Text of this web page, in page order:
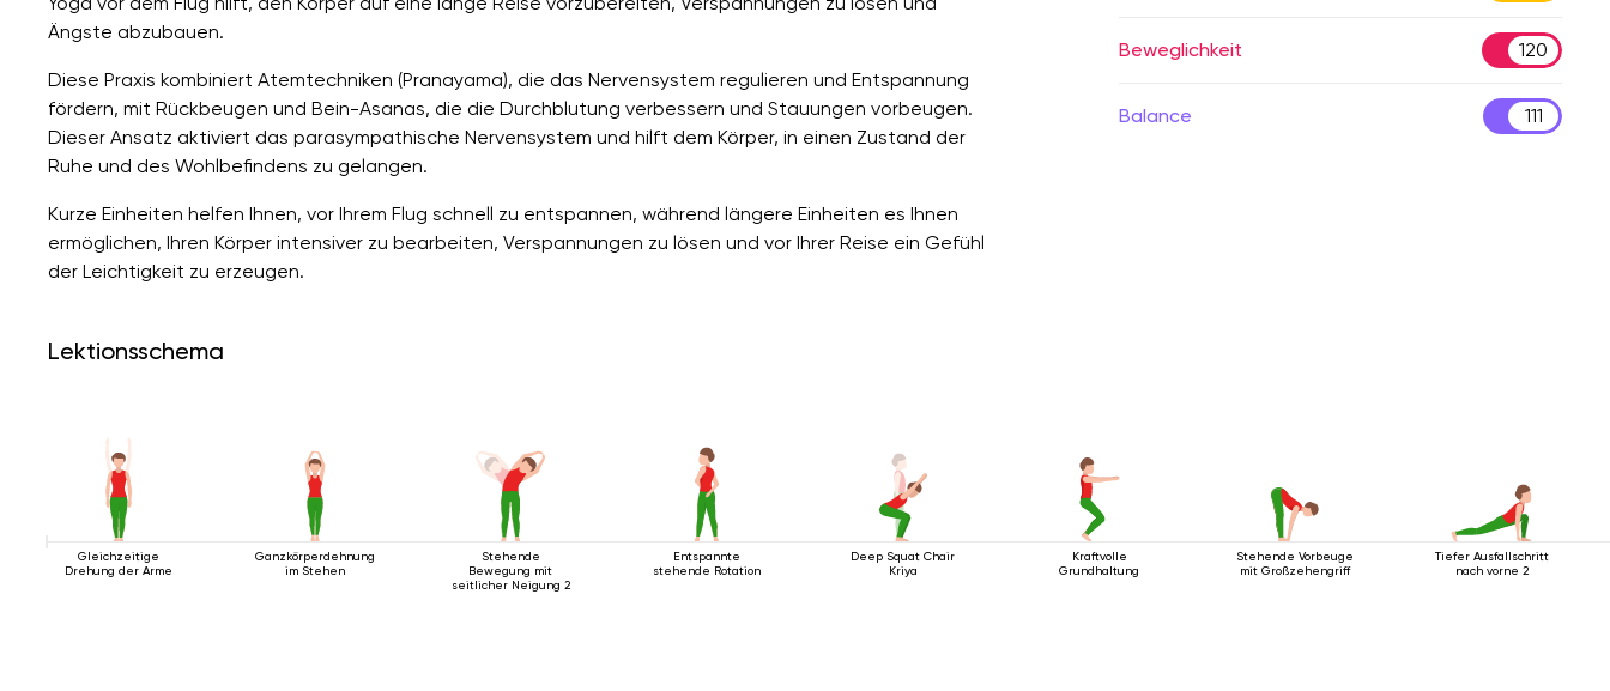
Ängste abzubauen.
Diese Praxis kombiniert Atemtechniken (Pranayama), die das Nervensystem regulieren und Entspannung
fördern, mit Rückbeugen und Bein-Asanas, die die Durchblutung verbessern und Stauungen vorbeugen.
Dieser Ansatz aktiviert das parasympathische Nervensystem und hilft dem Körper, in einen Zustand der
Ruhe und des Wohlbefindens zu gelangen.
Kurze Einheiten helfen Ihnen, vor Ihrem Flug schnell zu entspannen, während längere Einheiten es Ihnen
ermöglichen, Ihren Körper intensiver zu bearbeiten, Verspannungen zu lösen und vor Ihrer Reise ein Gefühl
der Leichtigkeit zu erzeugen.
Beweglichkeit 120
Balance 111
Lektionsschema
Gleichzeitige
Drehung der Arme
Ganzkörperdehnung
im Stehen
Stehende
Bewegung mit
seitlicher Neigung 2
Entspannte
stehende Rotation
Deep Squat Chair
Kriya
Kraftvolle
Grundhaltung
Stehende Vorbeuge
mit Großzehengriff
Tiefer Ausfallschritt
nach vorne 2